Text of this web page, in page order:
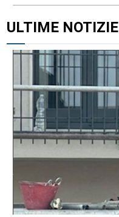
ULTIME NOTIZIE